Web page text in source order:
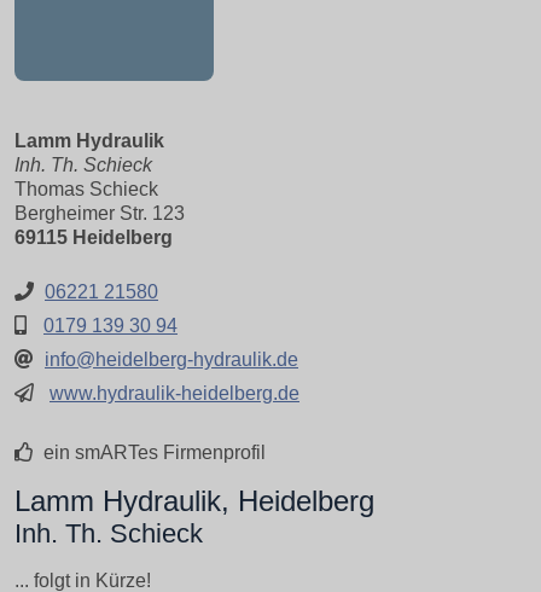
Lamm Hydraulik
Inh. Th. Schieck
Thomas Schieck
Bergheimer Str. 123
69115 Heidelberg
06221 21580
0179 139 30 94
info@heidelberg-hydraulik.de
www.hydraulik-heidelberg.de
ein smARTes Firmenprofil
Lamm Hydraulik, Heidelberg
Inh. Th. Schieck
... folgt in Kürze!